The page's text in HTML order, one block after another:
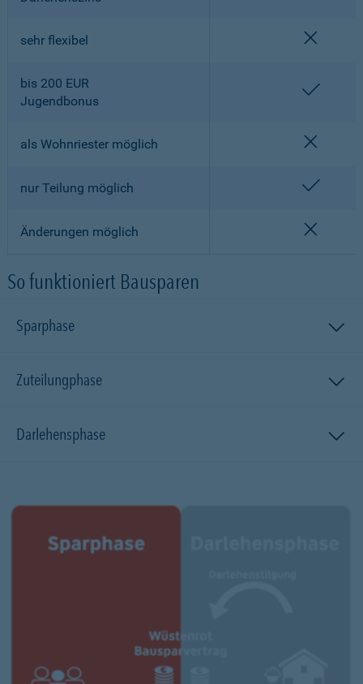
sehr flexibel
bis 200 EUR
Jugendbonus
als Wohnriester möglich
nur Teilung möglich
Änderungen möglich
So funktioniert Bausparen
Sparphase
Zuteilungphase
Darlehensphase